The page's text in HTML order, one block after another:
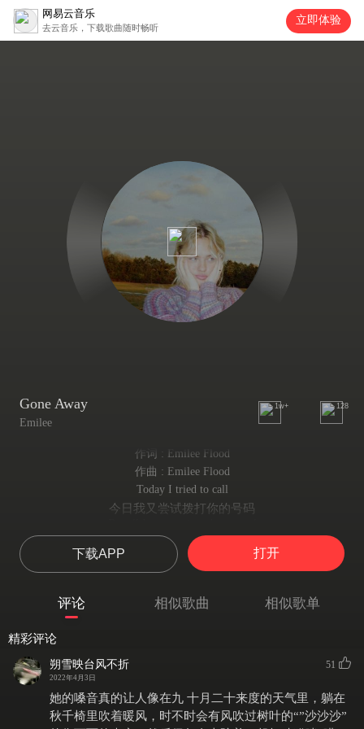
网易云音乐
去云音乐，下载歌曲随时畅听
立即体验
Gone Away
Emilee
1w+ 128
作词 : Emilee Flood
作曲 : Emilee Flood
Today I tried to call
今日我又尝试拨打你的号码
但电话那头依然是熟悉的滴滴声
Voice I've always heard
（无法接通的提醒）
这不是你的声音但我依然想知道
What would I say to you? I don't know
And after all this time
时光匆匆流过
下载APP 打开
评论 相似歌曲 相似歌单
精彩评论
朔雪映台风不折
2022年4月3日
51
她的嗓音真的让人像在九 十月二十来度的天气里，躺在
秋千椅里吹着暖风，时不时会有风吹过树叶的“”沙沙沙”